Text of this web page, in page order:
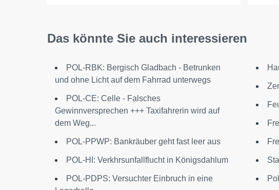
Das könnte Sie auch interessieren
POL-RBK: Bergisch Gladbach - Betrunken
und ohne Licht auf dem Fahrrad unterwegs
POL-CE: Celle - Falsches
Gewinnversprechen +++ Taxifahrerin wird auf
dem Weg...
POL-PPWP: Bankräuber geht fast leer aus
POL-HI: Verkhrsunfallflucht in Königsdahlum
POL-PDPS: Versuchter Einbruch in eine